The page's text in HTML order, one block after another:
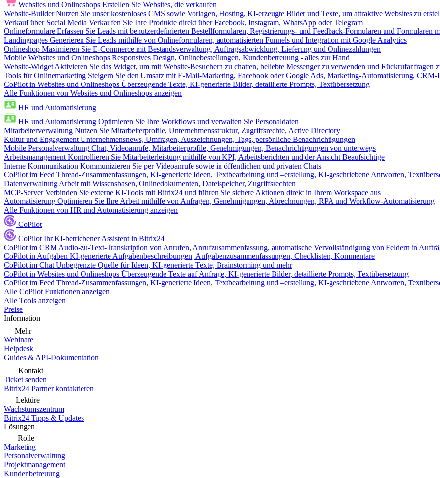
Websites und Onlineshops Erstellen Sie Websites, die verkaufen
Website-Builder Nutzen Sie unser kostenloses CMS sowie Vorlagen, Hosting, KI-erzeugte Bilder und Texte, um attraktive Websites zu
Verkauf über Social Media Verkaufen Sie Ihre Produkte direkt über Facebook, Instagram, WhatsApp oder Telegram
Onlineformulare Erfassen Sie Leads mit benutzerdefinierten Bestellformularen, Registrierungs- und Feedback-Formularen und Formularen
Landingpages Generieren Sie Leads mithilfe von Onlineformularen, automatisierten Funnels und Integration mit Google Analytics
Onlineshop Maximieren Sie E-Commerce mit Bestandsverwaltung, Auftragsabwicklung, Lieferung und Onlinezahlungen
Mobile Websites und Onlineshops Responsives Design, Onlinebestellungen, Kundenbetreuung - alles zur Hand
Website-Widget Aktivieren Sie das Widget, um mit Website-Besuchern zu chatten, beliebte Messenger zu verwenden und Rückrufanfragen
Tools für Onlinemarketing Steigern Sie den Umsatz mit E-Mail-Marketing, Facebook oder Google Ads, Marketing-Automatisierung, CRM-
CoPilot in Websites und Onlineshops Überzeugende Texte, KI-generierte Bilder, detaillierte Prompts, Textübersetzung
Alle Funktionen von Websites und Onlineshops anzeigen
HR und Automatisierung
HR und Automatisierung Optimieren Sie Ihre Workflows und verwalten Sie Personaldaten
Mitarbeiterverwaltung Nutzen Sie Mitarbeiterprofile, Unternehmensstruktur, Zugriffsrechte, Active Directory
Kultur und Engagement Unternehmensnews, Umfragen, Auszeichnungen, Tags, persönliche Benachrichtigungen
Mobile Personalverwaltung Chat, Videoanrufe, Mitarbeiterprofile, Genehmigungen, Benachrichtigungen von unterwegs
Arbeitsmanagement Kontrollieren Sie Mitarbeiterleistung mithilfe von KPI, Arbeitsberichten und der Ansicht Beaufsichtige
Interne Kommunikation Kommunizieren Sie per Videoanrufe sowie in öffentlichen und privaten Chats
CoPilot im Feed Thread-Zusammenfassungen, KI-generierte Ideen, Textbearbeitung und –erstellung, KI-geschriebene Antworten,
Datenverwaltung Arbeit mit Wissensbasen, Onlinedokumenten, Dateispeicher, Zugriffsrechten
MCP-Server Verbinden Sie externe KI-Tools mit Bitrix24 und führen Sie sichere Aktionen direkt in Ihrem Workspace aus
Automatisierung Optimieren Sie Ihre Arbeit mithilfe von Anfragen, Genehmigungen, Abrechnungen, RPA und Workflow-Automatisierung
Alle Funktionen von HR und Automatisierung anzeigen
CoPilot
CoPilot Ihr KI-betriebener Assistent in Bitrix24
CoPilot im CRM Audio-zu-Text-Transkription von Anrufen, Anrufzusammenfassung, automatische Vervollständigung von Feldern in
CoPilot in Aufgaben KI-generierte Aufgabenbeschreibungen, Aufgabenzusammenfassungen, Checklisten, Kommentare
CoPilot im Chat Unbegrenzte Quelle für Ideen, KI-generierte Texte, Brainstorming und mehr
CoPilot in Websites und Onlineshops Überzeugende Texte auf Anfrage, KI-generierte Bilder, detaillierte Prompts, Textübersetzung
CoPilot im Feed Thread-Zusammenfassungen, KI-generierte Ideen, Textbearbeitung und –erstellung, KI-geschriebene Antworten,
Alle CoPilot Funktionen anzeigen
Alle Tools anzeigen
Preise
Information
Mehr
Webinare
Helpdesk
Guides & API-Dokumentation
Kontakt
Ticket senden
Bitrix24 Partner kontaktieren
Lektüre
Wachstumszentrum
Bitrix24 Tipps & Updates
Lösungen
Rolle
Marketing
Personalverwaltung
Projektmanagement
Kundenbetreuung